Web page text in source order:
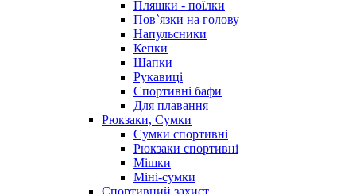
Пляшки - поїлки
Пов`язки на голову
Напульсники
Кепки
Шапки
Рукавиці
Спортивні бафи
Для плавання
Рюкзаки, Сумки
Сумки спортивні
Рюкзаки спортивні
Мішки
Міні-сумки
Спортивний захист